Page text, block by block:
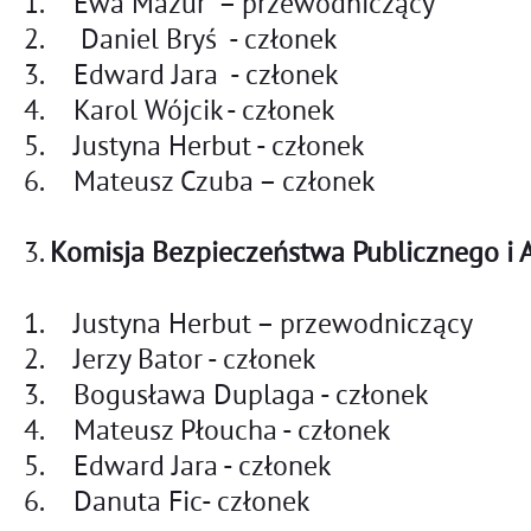
2. Daniel Bryś - członek
3. Edward Jara - członek
4. Karol Wójcik - członek
5. Justyna Herbut - członek
6. Mateusz Czuba – członek
3. Komisja Bezpieczeństwa Publicznego i
1. Justyna Herbut –
2. Jerzy Bator - członek
3. Bogusława Duplaga - członek
4. Mateusz Płoucha - członek
5. Edward Jara - członek
6. Danuta Fic- członek